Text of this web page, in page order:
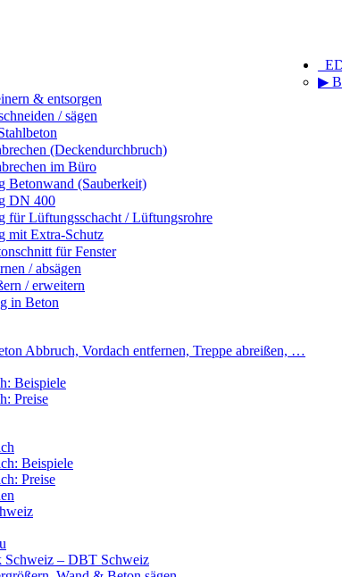
▶
& entsorgen
/ sägen
(Deckendurchbruch)
im Büro
Betonwand (Sauberkeit)
DN 400
für Lüftungsschacht / Lüftungsrohre
mit Extra-Schutz
für Fenster
/ absägen
/ erweitern
in Beton
Abbruch, Vordach entfernen, Treppe abreißen, …
Beispiele
Preise
Beispiele
Preise
Schweiz – DBT Schweiz